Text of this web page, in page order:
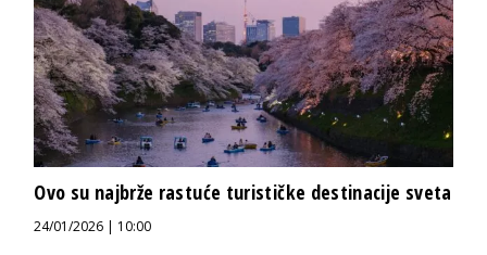
Ovo su najbrže rastuće turističke destinacije sveta
24/01/2026 | 10:00